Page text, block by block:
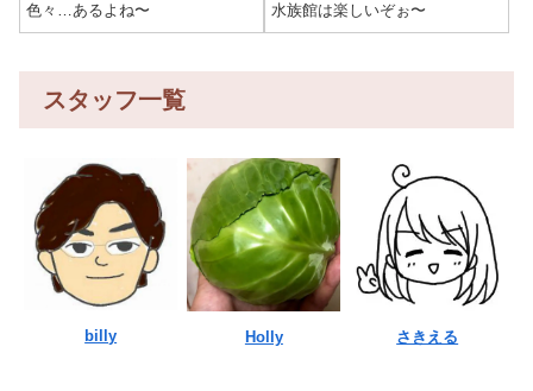
色々…あるよね〜 水族館は楽しいぞぉ〜
スタッフ一覧
billy Holly さきえる